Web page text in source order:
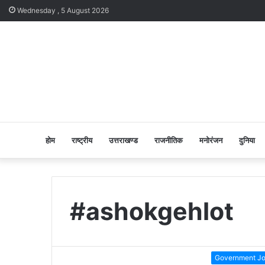
Wednesday , 5 August 2026
होम राष्ट्रीय उत्तराखण्ड राजनीतिक मनोरंजन दुनिया
#ashokgehlot
Government